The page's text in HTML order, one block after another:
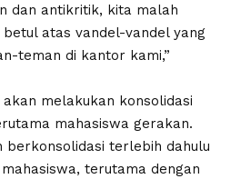
dan antikritik, kita malah
atas vandel-vandel yang
teman di kantor kami,”
melakukan konsolidasi
mahasiswa gerakan.
berkonsolidasi terlebih dahulu
terutama dengan